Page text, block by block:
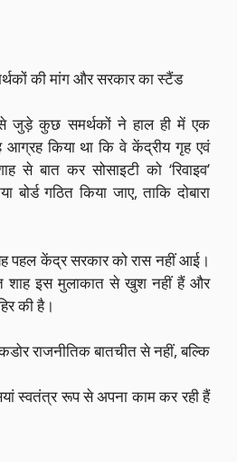
की मांग और सरकार का स्टैंड
जुड़े कुछ समर्थकों ने हाल ही में एक
किया था कि वे केंद्रीय गृह एवं
से बात कर सोसाइटी को ‘रिवाइव’
बोर्ड गठित किया जाए, ताकि दोबारा
पहल केंद्र सरकार को रास नहीं आई।
शाह इस मुलाकात से खुश नहीं हैं और
की है।
राजनीतिक बातचीत से नहीं, बल्कि
स्वतंत्र रूप से अपना काम कर रही हैं